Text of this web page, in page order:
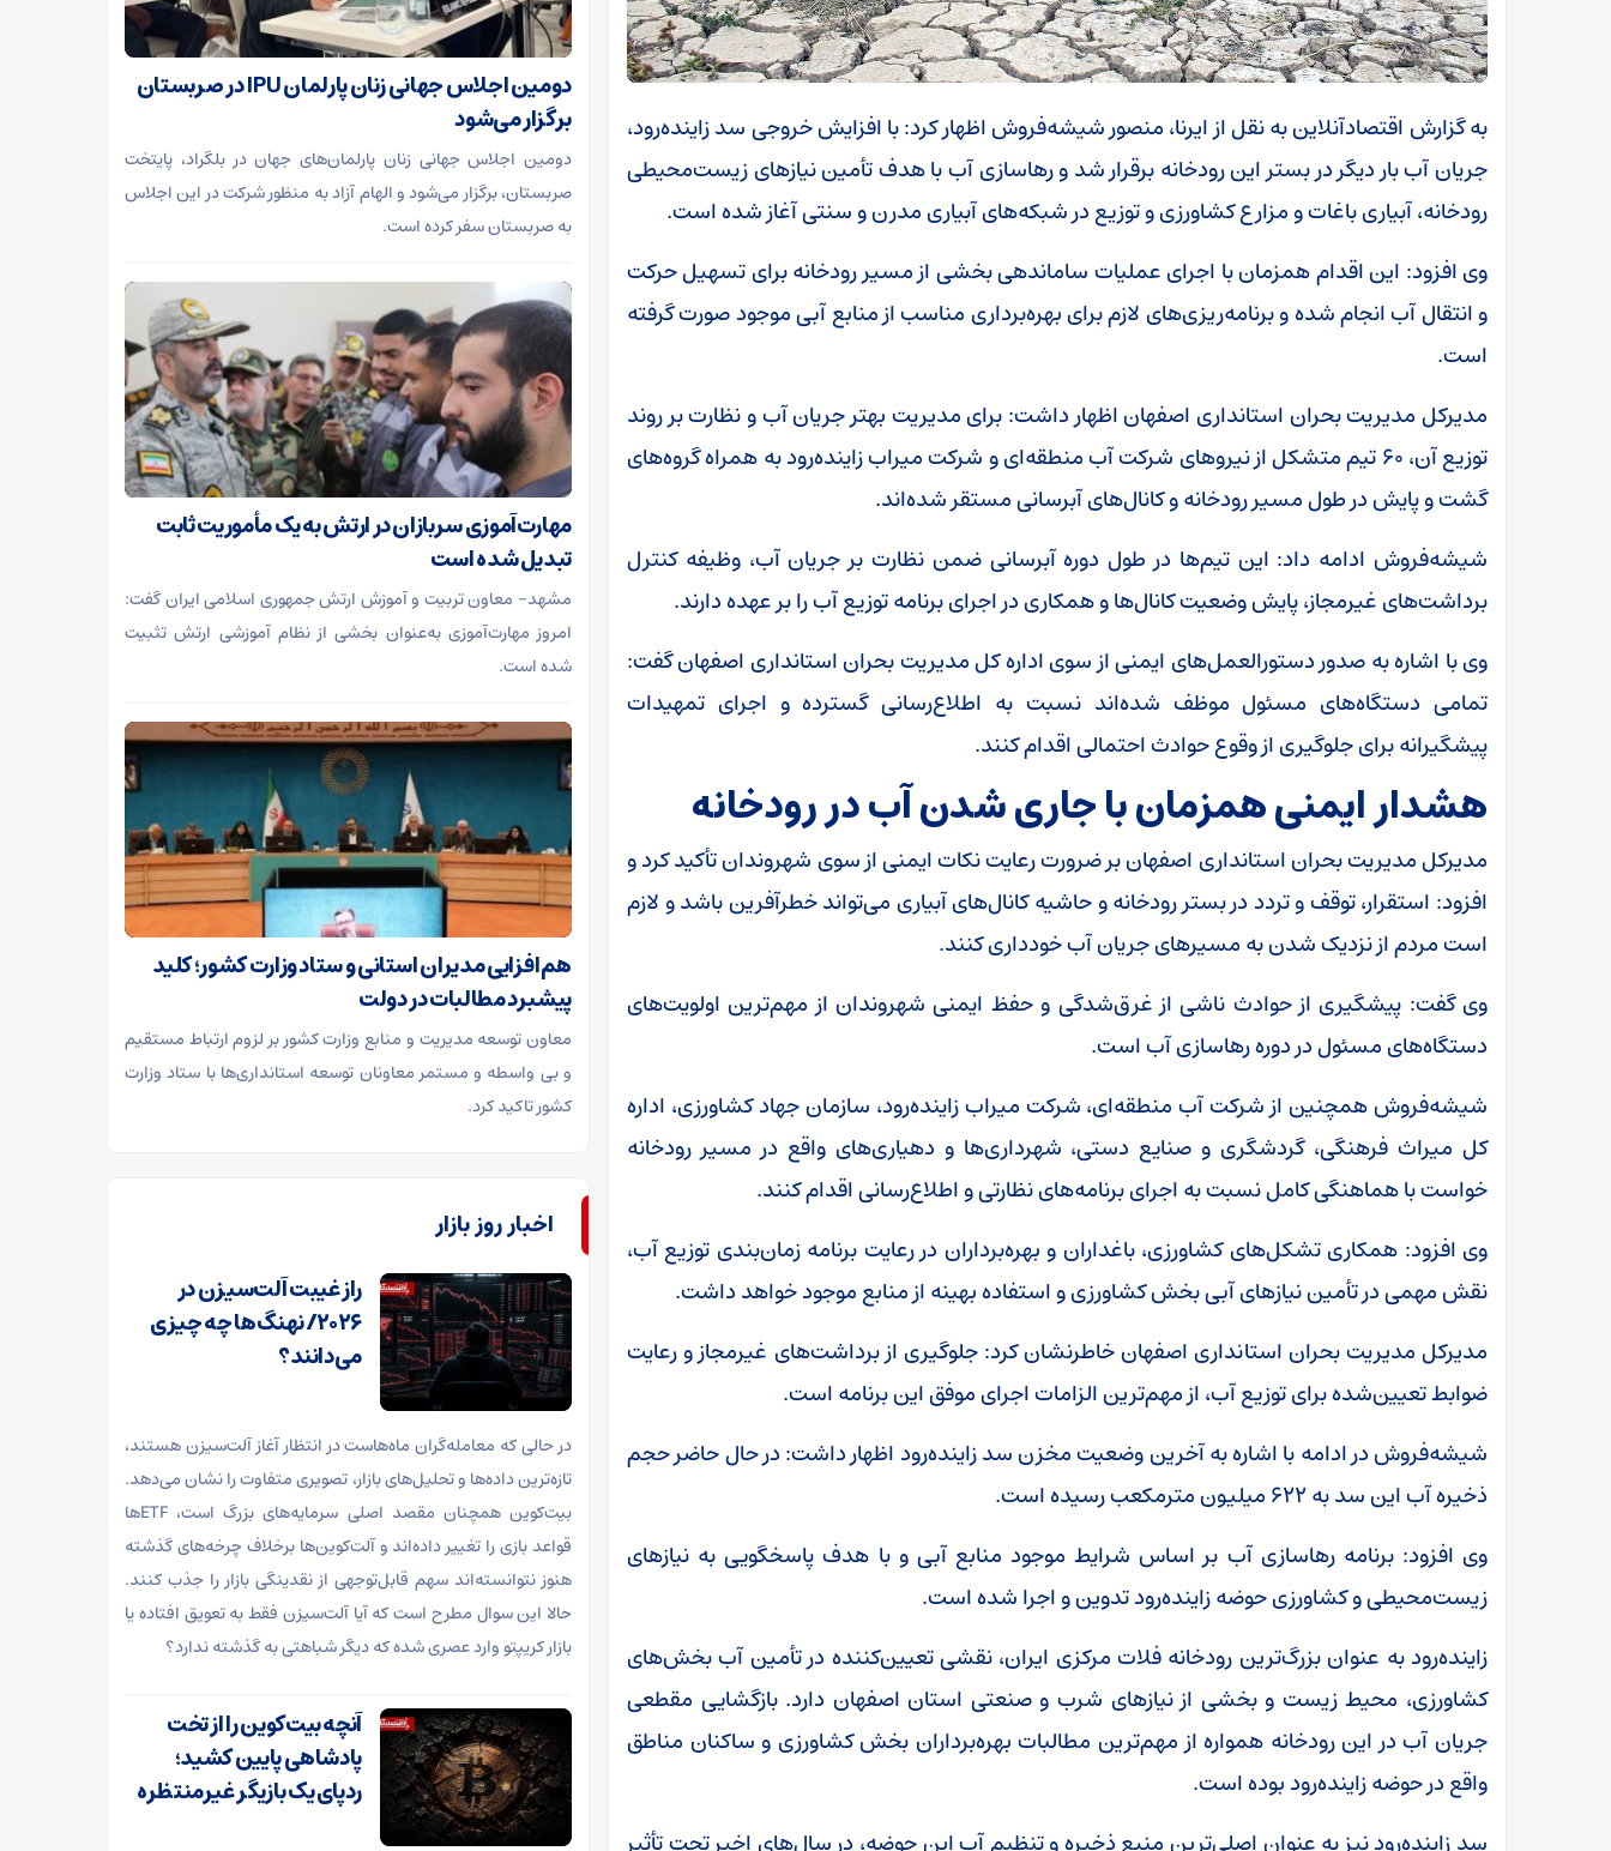
به گزارش اقتصادآنلاین به نقل از ایرنا، منصور شیشه‌فروش اظهار کرد: با افزایش خروجی سد زاینده‌رود،
جریان آب بار دیگر در بستر این رودخانه برقرار شد و رهاسازی آب با هدف تأمین نیاز‌های زیست‌محیطی
رودخانه، آبیاری باغات و مزارع کشاورزی و توزیع در شبکه‌های آبیاری مدرن و سنتی آغاز شده است.
وی افزود: این اقدام همزمان با اجرای عملیات ساماندهی بخشی از مسیر رودخانه برای تسهیل حرکت
و انتقال آب انجام شده و برنامه‌ریزی‌های لازم برای بهره‌برداری مناسب از منابع آبی موجود صورت گرفته
است.
مدیرکل مدیریت بحران استانداری اصفهان اظهار داشت: برای مدیریت بهتر جریان آب و نظارت بر روند
توزیع آن، ۶۰ تیم متشکل از نیرو‌های شرکت آب منطقه‌ای و شرکت میراب زاینده‌رود به همراه گروه‌های
گشت و پایش در طول مسیر رودخانه و کانال‌های آبرسانی مستقر شده‌اند.
شیشه‌فروش ادامه داد: این تیم‌ها در طول دوره آبرسانی ضمن نظارت بر جریان آب، وظیفه کنترل
برداشت‌های غیرمجاز، پایش وضعیت کانال‌ها و همکاری در اجرای برنامه توزیع آب را بر عهده دارند.
وی با اشاره به صدور دستورالعمل‌های ایمنی از سوی اداره کل مدیریت بحران استانداری اصفهان گفت:
تمامی دستگاه‌های مسئول موظف شده‌اند نسبت به اطلاع‌رسانی گسترده و اجرای تمهیدات
پیشگیرانه برای جلوگیری از وقوع حوادث احتمالی اقدام کنند.
هشدار ایمنی همزمان با جاری شدن آب در رودخانه
مدیرکل مدیریت بحران استانداری اصفهان بر ضرورت رعایت نکات ایمنی از سوی شهروندان تأکید کرد و
افزود: استقرار، توقف و تردد در بستر رودخانه و حاشیه کانال‌های آبیاری می‌تواند خطرآفرین باشد و لازم
است مردم از نزدیک شدن به مسیر‌های جریان آب خودداری کنند.
وی گفت: پیشگیری از حوادث ناشی از غرق‌شدگی و حفظ ایمنی شهروندان از مهم‌ترین اولویت‌های
دستگاه‌های مسئول در دوره رهاسازی آب است.
شیشه‌فروش همچنین از شرکت آب منطقه‌ای، شرکت میراب زاینده‌رود، سازمان جهاد کشاورزی، اداره
کل میراث فرهنگی، گردشگری و صنایع دستی، شهرداری‌ها و دهیاری‌های واقع در مسیر رودخانه
خواست با هماهنگی کامل نسبت به اجرای برنامه‌های نظارتی و اطلاع‌رسانی اقدام کنند.
وی افزود: همکاری تشکل‌های کشاورزی، باغداران و بهره‌برداران در رعایت برنامه زمان‌بندی توزیع آب،
نقش مهمی در تأمین نیاز‌های آبی بخش کشاورزی و استفاده بهینه از منابع موجود خواهد داشت.
مدیرکل مدیریت بحران استانداری اصفهان خاطرنشان کرد: جلوگیری از برداشت‌های غیرمجاز و رعایت
ضوابط تعیین‌شده برای توزیع آب، از مهم‌ترین الزامات اجرای موفق این برنامه است.
شیشه‌فروش در ادامه با اشاره به آخرین وضعیت مخزن سد زاینده‌رود اظهار داشت: در حال حاضر حجم
ذخیره آب این سد به ۶۲۲ میلیون مترمکعب رسیده است.
وی افزود: برنامه رهاسازی آب بر اساس شرایط موجود منابع آبی و با هدف پاسخگویی به نیاز‌های
زیست‌محیطی و کشاورزی حوضه زاینده‌رود تدوین و اجرا شده است.
زاینده‌رود به عنوان بزرگ‌ترین رودخانه فلات مرکزی ایران، نقشی تعیین‌کننده در تأمین آب بخش‌های
کشاورزی، محیط زیست و بخشی از نیاز‌های شرب و صنعتی استان اصفهان دارد. بازگشایی مقطعی
جریان آب در این رودخانه همواره از مهم‌ترین مطالبات بهره‌برداران بخش کشاورزی و ساکنان مناطق
واقع در حوضه زاینده‌رود بوده است.
سد زاینده‌رود نیز به عنوان اصلی‌ترین منبع ذخیره و تنظیم آب این حوضه، در سال‌های اخیر تحت تأثیر
دومین اجلاس جهانی زنان پارلمان IPU در صربستان
برگزار می‌شود
دومین اجلاس جهانی زنان پارلمان‌های جهان در بلگراد، پایتخت
صربستان، برگزار می‌شود و الهام آزاد به منظور شرکت در این اجلاس
به صربستان سفر کرده است.
مهارت‌آموزی سربازان در ارتش به یک مأموریت ثابت
تبدیل شده است
مشهد- معاون تربیت و آموزش ارتش جمهوری اسلامی ایران گفت:
امروز مهارت‌آموزی به‌عنوان بخشی از نظام آموزشی ارتش تثبیت
شده است.
هم‌افزایی مدیران استانی و ستاد وزارت کشور؛ کلید
پیشبرد مطالبات در دولت
معاون توسعه مدیریت و منابع وزارت کشور بر لزوم ارتباط مستقیم
و بی واسطه و مستمر معاونان توسعه استانداری‌ها با ستاد وزارت
کشور تاکید کرد.
اخبار روز بازار
راز غیبت آلت‌سیزن در
۲۰۲۶/ نهنگ‌ها چه چیزی
می‌دانند؟
در حالی که معامله‌گران ماه‌هاست در انتظار آغاز آلت‌سیزن هستند،
تازه‌ترین داده‌ها و تحلیل‌های بازار، تصویری متفاوت را نشان می‌دهد.
بیت‌کوین همچنان مقصد اصلی سرمایه‌های بزرگ است، ETFها
قواعد بازی را تغییر داده‌اند و آلت‌کوین‌ها برخلاف چرخه‌های گذشته
هنوز نتوانسته‌اند سهم قابل‌توجهی از نقدینگی بازار را جذب کنند.
حالا این سوال مطرح است که آیا آلت‌سیزن فقط به تعویق افتاده یا
بازار کریپتو وارد عصری شده که دیگر شباهتی به گذشته ندارد؟
آنچه بیت‌کوین را از تخت
پادشاهی پایین کشید؛
ردپای یک بازیگر غیرمنتظره